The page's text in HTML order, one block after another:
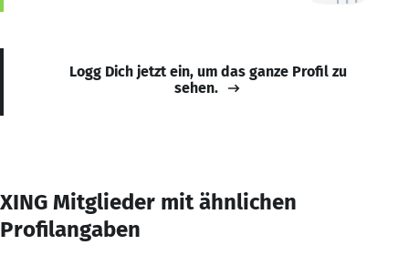
Logg Dich jetzt ein, um das ganze Profil zu
sehen.
XING Mitglieder mit ähnlichen
Profilangaben